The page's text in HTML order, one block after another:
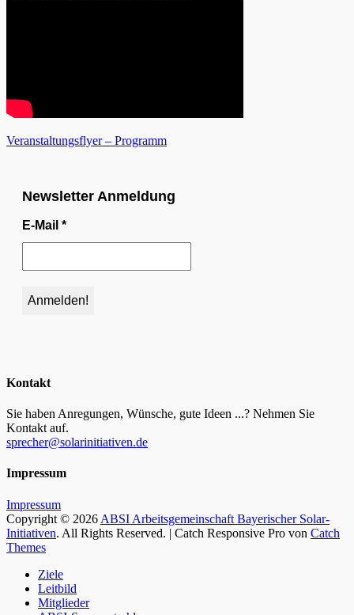
Veranstaltungsflyer – Programm
Newsletter Anmeldung
E-Mail *
Kontakt
Sie haben Anregungen, Wünsche, gute Ideen ...? Nehmen Sie
Kontakt auf.
sprecher@solarinitiativen.de
Impressum
Impressum
Copyright © 2026 ABSI Arbeitsgemeinschaft Bayerischer Solar-
Initiativen. All Rights Reserved. | Catch Responsive Pro von Catch
Themes
oben
Ziele
Leitbild
Mitglieder